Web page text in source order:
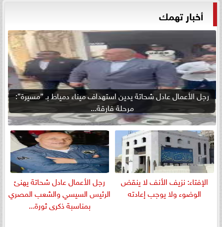
أخبار تهمك
رجل الأعمال عادل شحاتة يدين استهداف ميناء دمياط بـ ”مسيرة”:
مرحلة فارقة...
الإفتاء: نزيف الأنف لا ينقض
الوضوء ولا يوجب إعادته
رجل الأعمال عادل شحاتة يهنئ
الرئيس السيسي والشعب المصري
بمناسبة ذكرى ثورة...